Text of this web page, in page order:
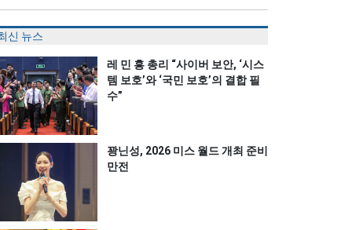
신 뉴스
레 민 흥 총리 “사이버 보안, ‘시스
템 보호’와 ‘국민 보호’의 결합 필
수”
꽝닌성, 2026 미스 월드 개최 준비
만전